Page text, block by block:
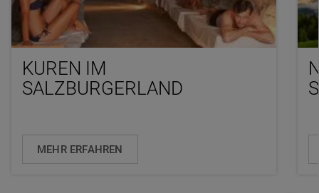
KUREN IM
SALZBURGERLAND
MEHR ERFAHREN